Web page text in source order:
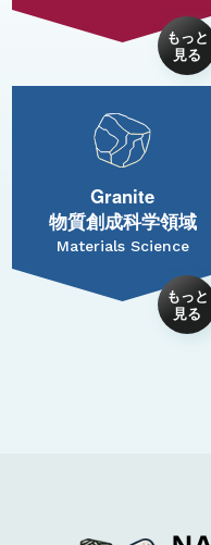
Granite
物質創成科学領域
Materials Science